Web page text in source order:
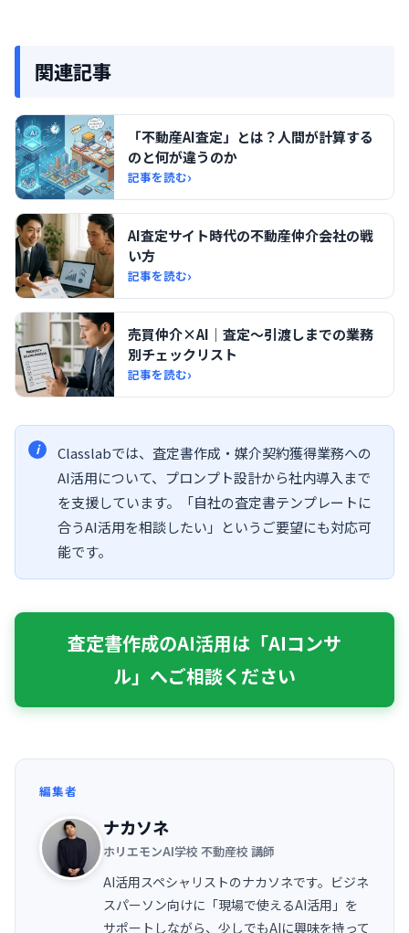
関連記事
「不動産AI査定」とは？人間が計算する
のと何が違うのか
記事を読む›
AI査定サイト時代の不動産仲介会社の戦
い方
記事を読む›
売買仲介×AI｜査定〜引渡しまでの業務
別チェックリスト
記事を読む›
Classlabでは、査定書作成・媒介契約獲得業務への
AI活用について、プロンプト設計から社内導入まで
を支援しています。「自社の査定書テンプレートに
合うAI活用を相談したい」というご要望にも対応可
能です。
査定書作成のAI活用は「AIコンサ
ル」へご相談ください
編集者
ナカソネ
ホリエモンAI学校 不動産校 講師
AI活用スペシャリストのナカソネです。ビジネ
スパーソン向けに「現場で使えるAI活用」を
サポートしながら、少しでもAIに興味を持って